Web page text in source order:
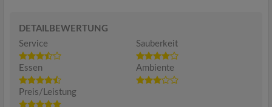
DETAILBEWERTUNG
Service
Sauberkeit
Essen Ambiente
Preis/Leistung